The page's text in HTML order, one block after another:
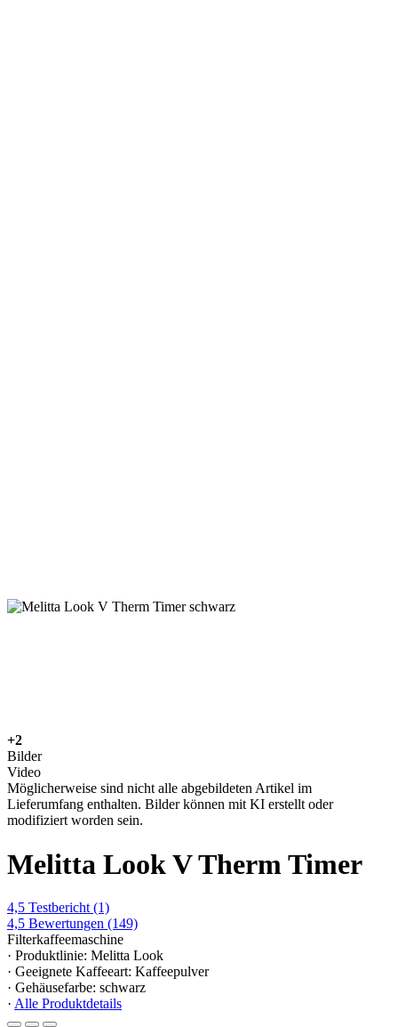
+2
Bilder
Video
Möglicherweise sind nicht alle abgebildeten Artikel im
Lieferumfang enthalten. Bilder können mit KI erstellt oder
modifiziert worden sein.
Melitta Look V Therm Timer
4,5 Testbericht (1)
4,5 Bewertungen (149)
Filterkaffeemaschine
· Produktlinie: Melitta Look
· Geeignete Kaffeeart: Kaffeepulver
· Gehäusefarbe: schwarz
· Alle Produktdetails